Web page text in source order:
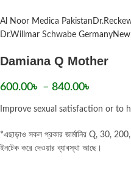
Al Noor Medica Pakistan
Dr.Willmar Schwabe Germany
Damiana Q Mother
600.00৳ – 840.00৳
Improve sexual satisfaction or to
*এছাড়াও সকল প্রকার জার্মানির Q, 30,
ইনটেক করে দেওয়ার ব্যাবস্থা আছে।